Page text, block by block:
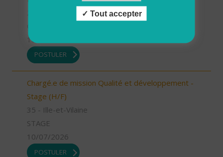
10/07/2026
POSTULER
Chargé.e de mission Qualité et développement -
Stage (H/F)
35 - Ille-et-Vilaine
STAGE
10/07/2026
POSTULER
Tout accepter